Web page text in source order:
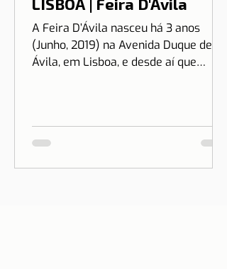
A Feira D’Ávila nasceu há 3 anos
(Junho, 2019) na Avenida Duque de
Ávila, em Lisboa, e desde aí que